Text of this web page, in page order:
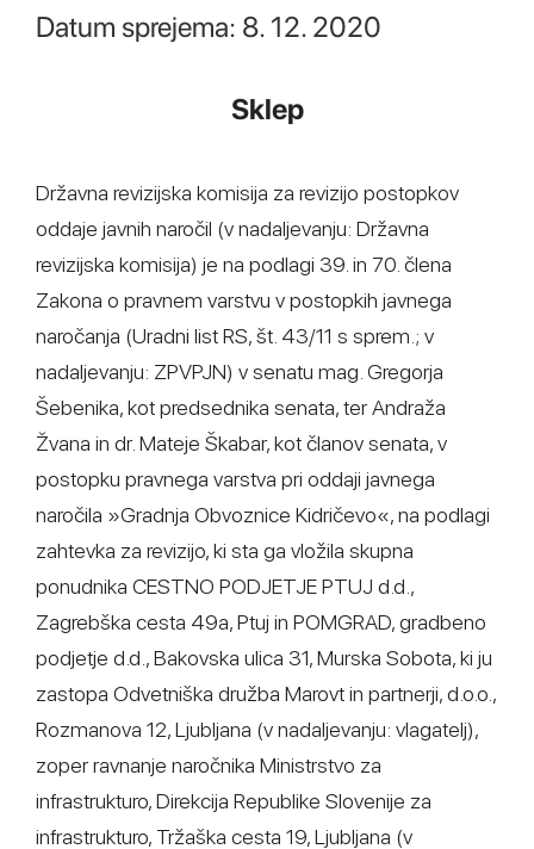
Datum sprejema: 8. 12. 2020
Sklep
Državna revizijska komisija za revizijo postopkov
oddaje javnih naročil (v nadaljevanju: Državna
revizijska komisija) je na podlagi 39. in 70. člena
Zakona o pravnem varstvu v postopkih javnega
naročanja (Uradni list RS, št. 43/11 s sprem.; v
nadaljevanju: ZPVPJN) v senatu mag. Gregorja
Šebenika, kot predsednika senata, ter Andraža
Žvana in dr. Mateje Škabar, kot članov senata, v
postopku pravnega varstva pri oddaji javnega
naročila »Gradnja Obvoznice Kidričevo«, na podlagi
zahtevka za revizijo, ki sta ga vložila skupna
ponudnika CESTNO PODJETJE PTUJ d.d.,
Zagrebška cesta 49a, Ptuj in POMGRAD, gradbeno
podjetje d.d., Bakovska ulica 31, Murska Sobota, ki ju
zastopa Odvetniška družba Marovt in partnerji, d.o.o.,
Rozmanova 12, Ljubljana (v nadaljevanju: vlagatelj),
zoper ravnanje naročnika Ministrstvo za
infrastrukturo, Direkcija Republike Slovenije za
infrastrukturo, Tržaška cesta 19, Ljubljana (v